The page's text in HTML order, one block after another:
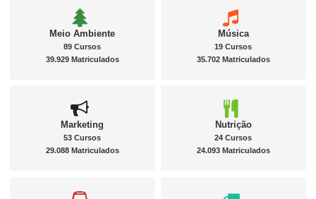
Meio Ambiente
89 Cursos
39.929 Matriculados
Música
19 Cursos
35.702 Matriculados
Marketing
53 Cursos
29.088 Matriculados
Nutrição
24 Cursos
24.093 Matriculados